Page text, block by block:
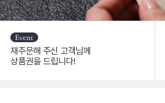
재주문해 주신 고객님께
상품권을 드립니다!